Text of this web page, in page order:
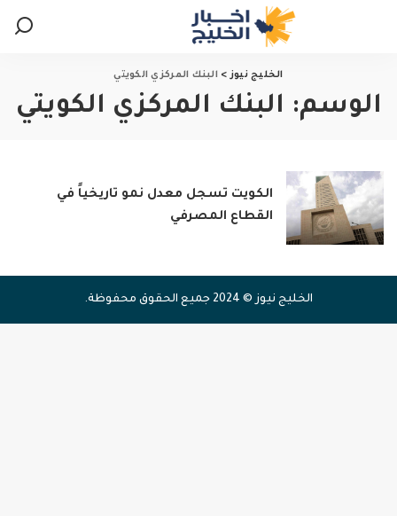
الخليج نيوز> البنك المركزي الكويتي
الوسم: البنك المركزي الكويتي
الكويت تسجل معدل نمو تاريخياً في
القطاع المصرفي
الخليج نيوز © 2024 جميع الحقوق محفوظة.